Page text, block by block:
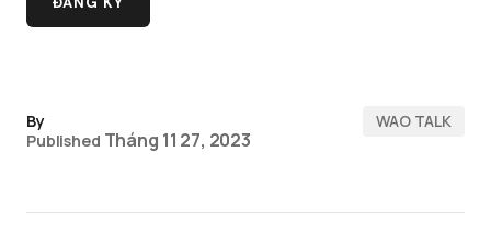
By
Published Tháng 11 27, 2023
WAO TALK